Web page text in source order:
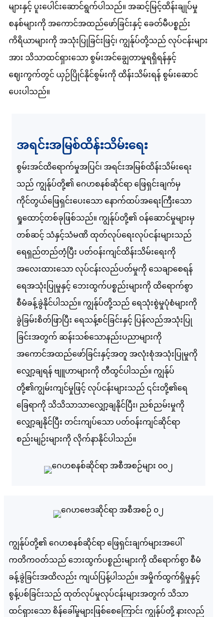
များနှင့် ပူးပေါင်းဆောင်ရွက်ပါသည်။ အဆင့်မြင့်ထိန်းချုပ်မှု
စနစ်များကို အကောင်အထည်ဖော်ခြင်းနှင့် ခေတ်မီပစ္စည်း
ကိရိယာများကို အသုံးပြုခြင်းဖြင့်၊ ကျွန်ုပ်တို့သည် လုပ်ငန်းများ
အား သိသာထင်ရှားသော စွမ်းအင်ချွေတာမှုရရှိရန်နှင့်
ဈေးကွက်တွင် ယှဉ်ပြိုင်နိုင်စွမ်းကို ထိန်းသိမ်းရန် စွမ်းဆောင်
ပေးပါသည်။
အရင်းအမြစ်ထိန်းသိမ်းရေး
စွမ်းအင်ထိရောက်မှုအပြင်၊ အရင်းအမြစ်ထိန်းသိမ်းရေး
သည် ကျွန်ုပ်တို့၏ ဂေဟစနစ်ဆိုင်ရာ ဖြေရှင်းချက်မှ
ကိုင်တွယ်ဖြေရှင်းပေးသော နောက်ထပ်အရေးကြီးသော
ရှုထောင့်တစ်ခုဖြစ်သည်။ ကျွန်ုပ်တို့၏ ဝန်ဆောင်မှုများမှ
တစ်ဆင့် သံနှင့်သံမဏိ ထုတ်လုပ်ရေးလုပ်ငန်းများသည်
ရေရှည်တည်တံ့ပြီး ပတ်ဝန်းကျင်ထိန်းသိမ်းရေးကို
အလေးထားသော လုပ်ငန်းလည်ပတ်မှုကို သေချာစေရန်
ရေအသုံးပြုမှုနှင့် ဘေးထွက်ပစ္စည်းများကို ထိရောက်စွာ
စီမံခန့်ခွဲနိုင်ပါသည်။ ကျွန်ုပ်တို့သည် ရေသုံးစွဲမှုပုံစံများကို
ခွဲခြမ်းစိတ်ဖြာပြီး ရေသန့်စင်ခြင်းနှင့် ပြန်လည်အသုံးပြု
ခြင်းအတွက် ဆန်းသစ်သောနည်းပညာများကို
အကောင်အထည်ဖော်ခြင်းနှင့်အတူ အလုံးစုံအသုံးပြုမှုကို
လျှော့ချရန် ဗျူဟာများကို တီထွင်ပါသည်။ ကျွန်ုပ်
တို့၏ကျွမ်းကျင်မှုဖြင့် လုပ်ငန်းများသည် ၎င်းတို့၏ရေ
ခြေရာကို သိသိသာသာလျှော့ချနိုင်ပြီး၊ ညစ်ညမ်းမှုကို
လျှော့ချနိုင်ပြီး တင်းကျပ်သော ပတ်ဝန်းကျင်ဆိုင်ရာ
စည်းမျဉ်းများကို လိုက်နာနိုင်ပါသည်။
ကျွန်ုပ်တို့၏ ဂေဟစနစ်ဆိုင်ရာ ဖြေရှင်းချက်များအပေါ်
ကတိကဝတ်သည် ဘေးထွက်ပစ္စည်းများကို ထိရောက်စွာ စီမံ
ခန့်ခွဲခြင်းအထိလည်း ကျယ်ပြန့်ပါသည်။ အမှိုက်ထွက်ရှိမှုနှင့်
စွန့်ပစ်ခြင်းသည် ထုတ်လုပ်မှုလုပ်ငန်းများအတွက် သိသာ
ထင်ရှားသော စိန်ခေါ်မှုများဖြစ်စေကြောင်း ကျွန်ုပ်တို့ နားလည်